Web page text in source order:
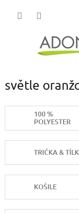
světle
100 %
POLYESTER
TRIČKA &
KOŠILE